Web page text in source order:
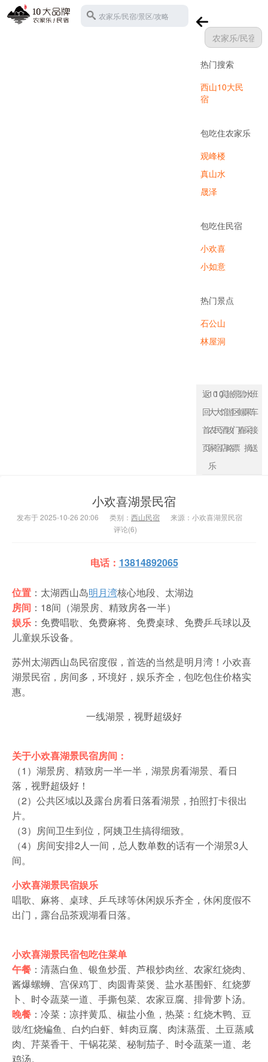
农家乐/民宿/景区/攻略
热门搜索
西山10大民
宿
包吃住农家乐
观峰楼
真山水
晟泽
包吃住民宿
小欢喜
小如意
热门景点
石公山
林屋洞
返
回
首
页
10
大
农
家
乐
10
大
民
宿
宾
馆
酒
店
旅
游
攻
略
景
区
门
票
碧
螺
春
水
果
采
摘
班
车
接
送
小欢喜湖景民宿
发布于 2025-10-26 20:06 类别： 西山民宿
来源：小欢喜湖景民宿
评论(6)
电话： 13814892065
位置 ：太湖西山岛明月湾核心地段、太湖边
房间 ：18间（湖景房、精致房各一半）
娱乐 ：免费唱歌、免费麻将、免费桌球、免费乒乓球以及
儿童娱乐设备。
苏州太湖西山岛民宿度假，首选的当然是明月湾！小欢喜
湖景民宿，房间多，环境好，娱乐齐全，包吃包住价格实
惠。 ​
一线湖景，视野超级好
关于小欢喜湖景民宿房间：
（1）湖景房、精致房一半一半，湖景房看湖景、看日
落，视野超级好！
（2）公共区域以及露台房看日落看湖景，拍照打卡很出
片。
（3）房间卫生到位，阿姨卫生搞得细致。
（4）房间安排2人一间，总人数单数的话有一个湖景3人
间。
小欢喜湖景民宿娱乐
唱歌、麻将、桌球、乒乓球等休闲娱乐齐全，休闲度假不
出门，露台品茶观湖看日落。
小欢喜湖景民宿包吃住菜单
午餐 ：清蒸白鱼、银鱼炒蛋、芦根炒肉丝、农家红烧肉、
酱爆螺蛳、宫保鸡丁、肉圆青菜煲、盐水基围虾、红烧萝
卜、时令蔬菜一道、手撕包菜、农家豆腐、排骨萝卜汤。
晚餐 ：冷菜：凉拌黄瓜、椒盐小鱼，热菜：红烧木鸭、豆
豉/红烧鳊鱼、白灼白虾、蚌肉豆腐、肉沫蒸蛋、土豆蒸咸
肉、芹菜香干、干锅花菜、秘制茄子、时令蔬菜一道、老
鸡汤。